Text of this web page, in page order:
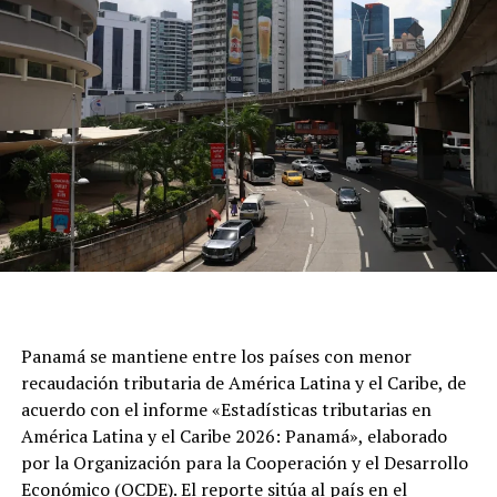
Panamá se mantiene entre los países con menor
recaudación tributaria de América Latina y el Caribe, de
acuerdo con el informe «Estadísticas tributarias en
América Latina y el Caribe 2026: Panamá», elaborado
por la Organización para la Cooperación y el Desarrollo
Económico (OCDE). El reporte sitúa al país en el